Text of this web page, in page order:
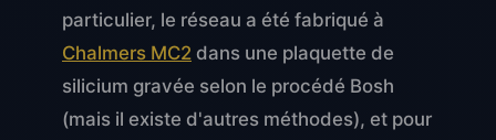
particulier, le réseau a été fabriqué à
Chalmers MC2 dans une plaquette de
silicium gravée selon le procédé Bosh
(mais il existe d'autres méthodes), et pour